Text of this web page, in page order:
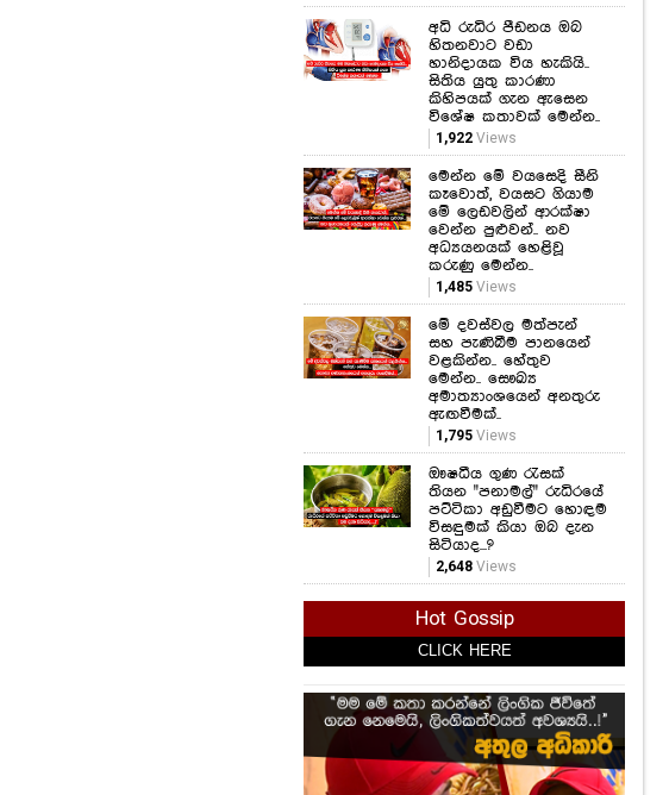
අධි රුධිර පීඩනය ඔබ
හිතනවාට වඩා
හානිදායක විය හැකියි..
සිතිය යුතු කාරණා
කිහිපයක් ගැන ඇසෙන
විශේෂ කතාවක් මෙන්න..
1,922 Views
මෙන්න මේ වයසෙදි සීනි
කෑවොත්, වයසට ගියාම
මේ ලෙඩවලින් ආරක්ෂා
වෙන්න පුළුවන්.. නව
අධ්‍යයනයක් හෙළිවූ
කරුණු මෙන්න..
1,485 Views
මේ දවස්වල මත්පැන්
සහ පැණිබීම පානයෙන්
වළකින්න.. හේතුව
මෙන්න.. සෞඛ්‍ය
අමාත්‍යාංශයෙන් අනතුරු
ඇඟවීමක්..
1,795 Views
ඖෂධීය ගුණ රැසක්
තියන "පනාමල්" රුධිරයේ
පට්ටිකා අඩුවීමට හොඳම
විසඳුමක් කියා ඔබ දැන
සිටියාද...?
2,648 Views
Hot Gossip
CLICK HERE